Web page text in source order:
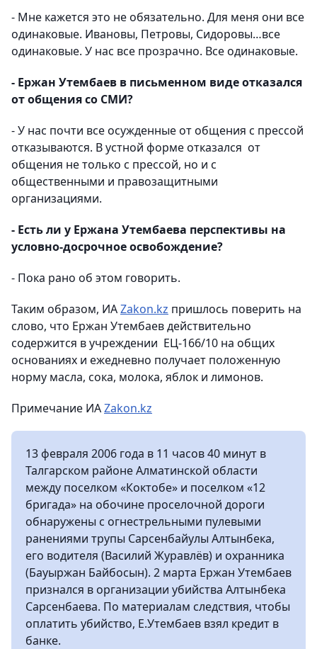
- Мне кажется это не обязательно. Для меня они все
одинаковые. Ивановы, Петровы, Сидоровы…все
одинаковые. У нас все прозрачно. Все одинаковые.
- Ержан Утембаев в письменном виде отказался
от общения со СМИ?
- У нас почти все осужденные от общения с прессой
отказываются. В устной форме отказался от
общения не только с прессой, но и с
общественными и правозащитными
организациями.
- Есть ли у Ержана Утембаева перспективы на
условно-досрочное освобождение?
- Пока рано об этом говорить.
Таким образом, ИАZakon.kz пришлось поверить на
слово, что Ержан Утембаев действительно
содержится в учреждении ЕЦ-166/10 на общих
основаниях и ежедневно получает положенную
норму масла, сока, молока, яблок и лимонов.
Примечание ИАZakon.kz
13 февраля 2006 года в 11 часов 40 минут в
Талгарском районе Алматинской области
между поселком «Коктобе» и поселком «12
бригада» на обочине проселочной дороги
обнаружены с огнестрельными пулевыми
ранениями трупы Сарсенбайулы Алтынбека,
его водителя (Василий Журавлёв) и охранника
(Бауыржан Байбосын). 2 марта Ержан Утембаев
признался в организации убийства Алтынбека
Сарсенбаева. По материалам следствия, чтобы
оплатить убийство, Е.Утембаев взял кредит в
банке.